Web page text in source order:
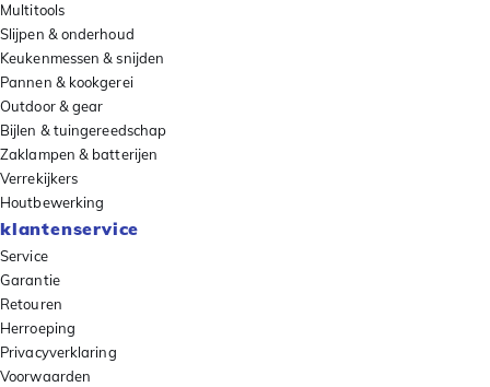
Multitools
Slijpen & onderhoud
Keukenmessen & snijden
Pannen & kookgerei
Outdoor & gear
Bijlen & tuingereedschap
Zaklampen & batterijen
Verrekijkers
Houtbewerking
klantenservice
Service
Garantie
Retouren
Herroeping
Privacyverklaring
Voorwaarden